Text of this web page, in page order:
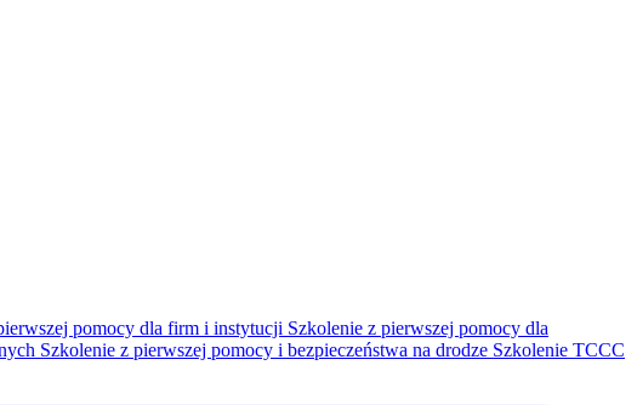
pomocy dla firm i instytucji Szkolenie z pierwszej pomocy dla
Szkolenie z pierwszej pomocy i bezpieczeństwa na drodze Szkolenie TCCC